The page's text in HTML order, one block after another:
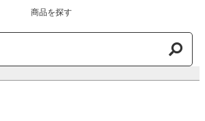
商品を探す